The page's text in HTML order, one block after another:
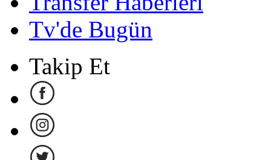
Tv'de Bugün
Takip Et